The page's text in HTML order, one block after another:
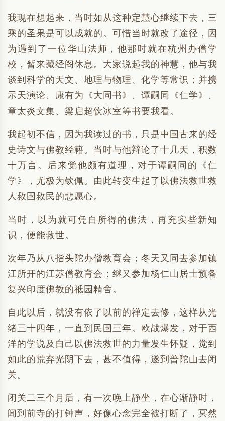
我现在想起来，当时如从这种定慧心继续下去，三
乘的圣果是可以成就的。可惜当时就改了途径，因
为遇到了一位华山法师，他那时就在杭州办僧学
校，暂来藏经阁休息。大家说起我的神慧，他与我
谈到科学的天文、地理与物理、化学等常识；并携
示天演论、康有为《大同书》、谭嗣同《仁学》、
章太炎文集、梁启超饮冰室等书要我看。
我起初不信，因为我读过的书，只是中国古来的经
史诗文与佛教经籍。当时与他辩论了十几天，积数
十万言。后来觉他颇有道理，对于谭嗣同的《仁
学》，尤极为钦佩。由此转变生起了以佛法救世救
人救国救民的悲愿心。
当时，以为就可凭自所得的佛法，再充实些新知
识，便能救世。
次年乃从八指头陀办僧教育会；冬天又同去参加镇
江所开的江苏僧教育会；继又参加杨仁山居士预备
复兴印度佛教的祗园精舍。
自此以后，就没有依了以前的禅定去修，这样从光
绪三十四年，一直到民国三年。欧战爆发，对于西
洋的学说及自己以佛法救世的力量发生怀疑，觉到
如此的荒弃光阴下去，甚不值得，遂到普陀山去闭
关。
闭关二三个月后，有一次晚上静坐，在心渐静时，
闻到前寺的打钟声，好像心念完全被打断了，冥然